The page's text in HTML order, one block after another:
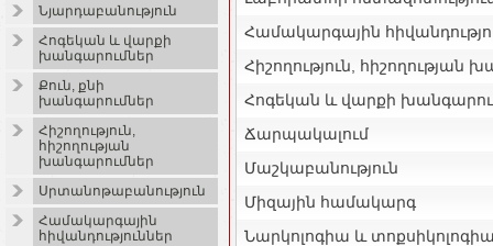
Նյարդաբանություն
Հոգեկան և վարքի
խանգարումներ
Քուն, քնի
խանգարումներ
Հիշողություն,
հիշողության
խանգարումներ
Սրտանոթաբանություն
Համակարգային
հիվանդություններ
Համակարգային
Հիշողություն, հիշողության
Հոգեկան և վարքի
Ճարպակալում
Մաշկաբանություն
Միզային համակարգ
Նարկոլոգիա և